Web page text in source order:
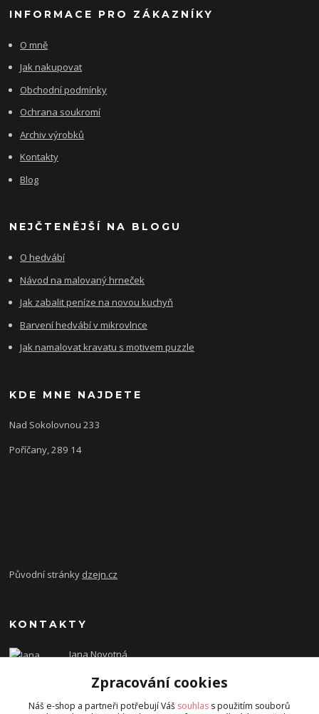
INFORMACE PRO ZÁKAZNÍKY
O mně
Jak nakupovat
Obchodní podmínky
Ochrana soukromí
Archiv výrobků
Kontakty
Blog
NEJČTENĚJŠÍ NA BLOGU
O hedvábí
Návod na malovaný hrneček
Jak zabalit peníze na novou kuchyň
Barvení hedvábí v mikrovlnce
Jak namalovat kravatu s motivem puzzle
KDE MNE NAJDETE
Nad Sokolovnou 233
Poříčany, 289 14
Původní stránky dzejn.cz
KONTAKTY
Jana Novotná
dzejn.n@email.cz
Zpracování cookies
Náš e-shop a partneři potřebují Váš souhlas s použitím souborů